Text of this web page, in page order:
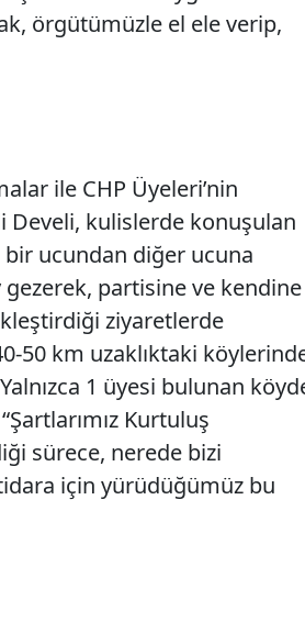
örgütümüzle el ele verip,
ile CHP Üyeleri’nin
kulislerde konuşulan
bir ucundan diğer ucuna
partisine ve kendine
ziyaretlerde
50 km uzaklıktaki
1 üyesi bulunan
Kurtuluş
sürece, nerede bizi
için yürüdüğümüz bu